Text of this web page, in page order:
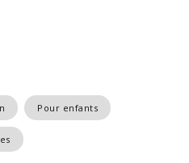
Pour enfants